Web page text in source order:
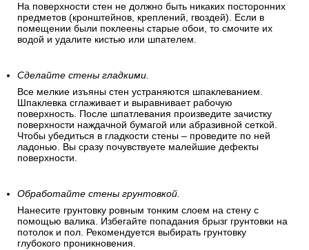
На поверхности стен не должно быть никаких посторонних
предметов (кронштейнов, креплений, гвоздей). Если в
помещении были поклеены старые обои, то смочите их
водой и удалите кистью или шпателем.
Сделайте стены гладкими.
Все мелкие изъяны стен устраняются шпаклеванием.
Шпаклевка сглаживает и выравнивает рабочую
поверхность. После шпатлевания произведите зачистку
поверхности наждачной бумагой или абразивной сеткой.
Чтобы убедиться в гладкости стены – проведите по ней
ладонью. Вы сразу почувствуете малейшие дефекты
поверхности.
Обработайте стены грунтовкой.
Нанесите грунтовку ровным тонким слоем на стену с
помощью валика. Избегайте попадания брызг грунтовки на
потолок и пол. Рекомендуется выбирать грунтовку
глубокого проникновения.